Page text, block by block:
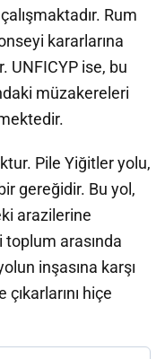
Rum
kararlarına
UNFICYP ise, bu
müzakereleri
Pile Yiğitler yolu,
gereğidir. Bu yol,
arazilerine
toplum arasında
inşasına karşı
çıkarlarını hiçe